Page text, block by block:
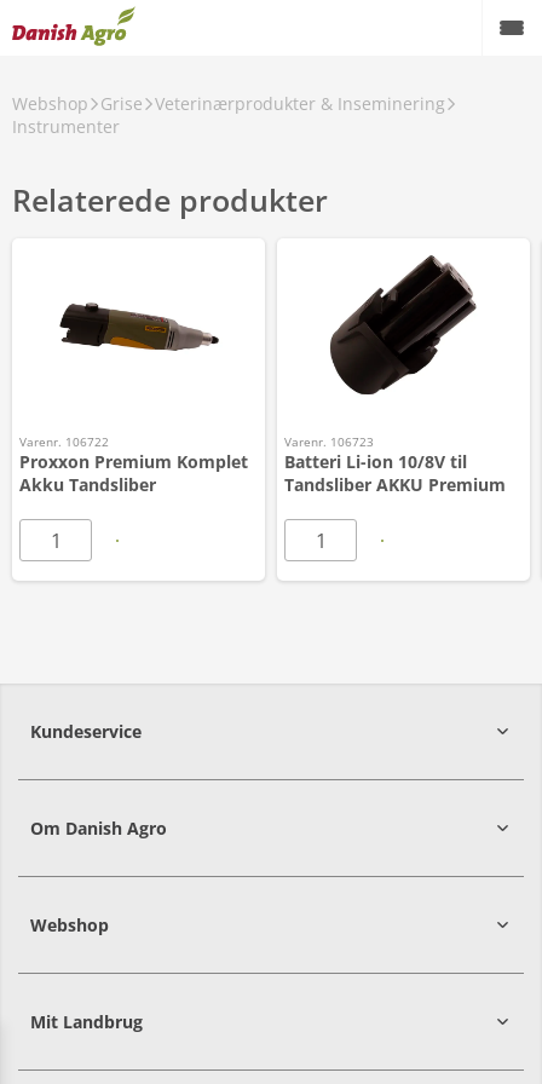
Webshop Grise Veterinærprodukter & Inseminering
Instrumenter
Relaterede produkter
Varenr. 106722
Proxxon Premium Komplet
Akku Tandsliber
Varenr. 106723
Batteri Li-ion 10/8V til
Tandsliber AKKU Premium
Kundeservice
Om Danish Agro
Webshop
Mit Landbrug